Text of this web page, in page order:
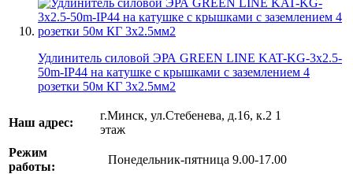
Удлинитель силовой ЭРА GREEN LINE KAT-KG-3x2.5-
50m-IP44 на катушке c крышками с заземлением 4
розетки 50м КГ 3x2.5мм2
Наш адрес:
г.Минск, ул.Стебенева, д.16, к.2 1
этаж
Режим
работы:
Понедельник-пятница 9.00-17.00